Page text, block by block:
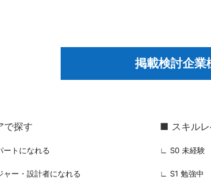
掲載検討企業
で探す
トになれる
ー・設計者になれる
■ スキルレ
∟ S0 未経験
∟ S1 勉強中